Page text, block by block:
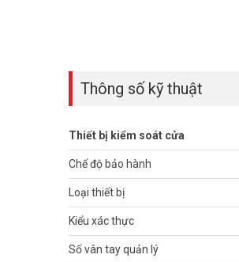
Thông số kỹ thuật
Thiết bị kiểm soát cửa
Chế độ bảo hành
Loại thiết bị
Kiểu xác thực
Số vân tay quản lý